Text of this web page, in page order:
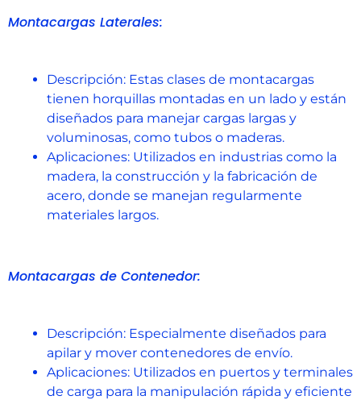
Montacargas Laterales:
Descripción: Estas clases de montacargas
tienen horquillas montadas en un lado y están
diseñados para manejar cargas largas y
voluminosas, como tubos o maderas.
Aplicaciones: Utilizados en industrias como la
madera, la construcción y la fabricación de
acero, donde se manejan regularmente
materiales largos.
Montacargas de Contenedor:
Descripción: Especialmente diseñados para
apilar y mover contenedores de envío.
Aplicaciones: Utilizados en puertos y terminales
de carga para la manipulación rápida y eficiente